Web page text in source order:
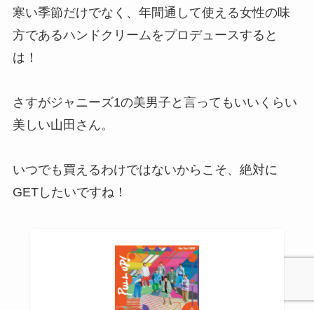
寒い季節だけでなく、年間通して使える女性の味
方であるハンドクリームをプロデュースすると
は！
さすがジャニーズ1の美男子と言ってもいいくらい
美しい山田さん。
いつでも買えるわけではないからこそ、絶対に
GETしたいですね！